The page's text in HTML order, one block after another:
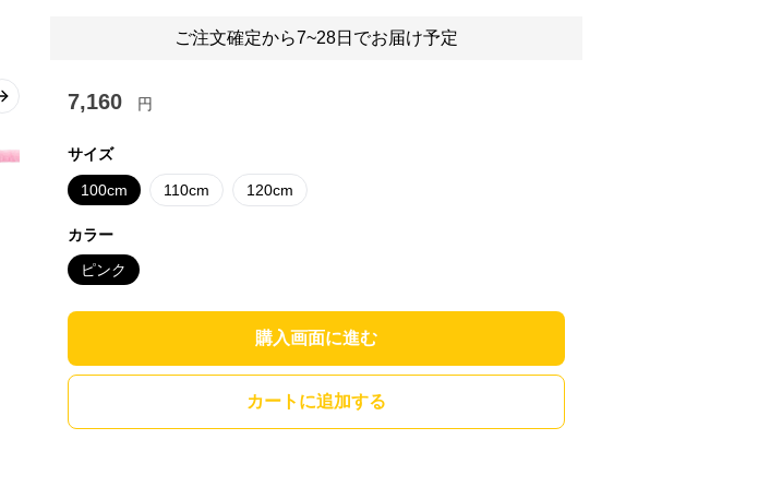
Next slide
ご注文確定から7~28日でお届け予定
7,160 円
サイズ
100cm 110cm 120cm
カラー
ピンク
購入画面に進む
カートに追加する